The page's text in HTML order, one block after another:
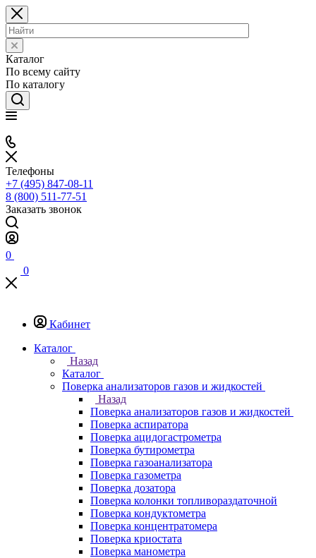
Каталог
По всему сайту
По каталогу
Телефоны
+7 (495) 847-08-11
8 (800) 511-77-51
Заказать звонок
0
0
Кабинет
Каталог
Назад
Каталог
Поверка анализаторов газов и жидкостей
Назад
Поверка анализаторов газов и жидкостей
Поверка аспиратора
Поверка ацидогастрометра
Поверка бутирометра
Поверка газоанализатора
Поверка газометра
Поверка дозатора
Поверка колонки топливораздаточной
Поверка кондуктометра
Поверка концентратомера
Поверка криостата
Поверка манометра